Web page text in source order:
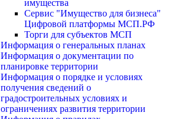
имущества
Сервис "Имущество для бизнеса"
Цифровой платформы МСП.РФ
Торги для субъектов МСП
Информация о генеральных планах
Информация о документации по
планировке территории
Информация о порядке и условиях
получения сведений о
градостроительных условиях и
ограничениях развития территории